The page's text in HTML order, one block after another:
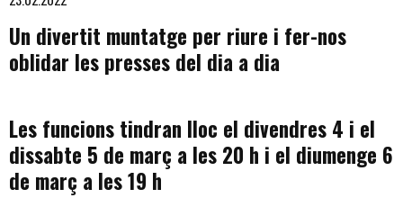
Un divertit muntatge per riure i fer-nos
oblidar les presses del dia a dia
Les funcions tindran lloc el divendres 4 i el
dissabte 5 de març a les 20 h i el diumenge 6
de març a les 19 h